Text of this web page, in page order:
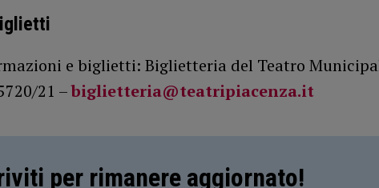
e biglietti: Biglietteria del Teatro
21 –biglietteria@teatripiacenza.it
per rimanere aggiornato!